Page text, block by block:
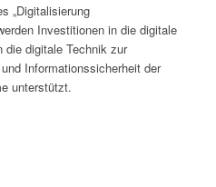
„Digitalisierung
Investitionen in die digitale
die digitale Technik zur
Informationssicherheit der
unterstützt.